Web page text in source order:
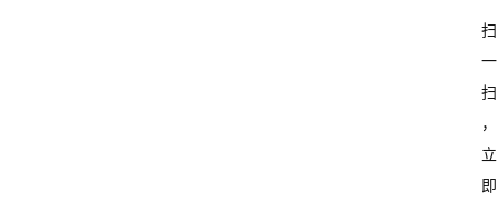
扫
一
扫
，
立
即